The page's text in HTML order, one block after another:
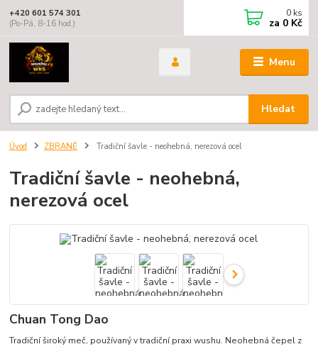
Menu
Hledat
+420 601 574 301
(Po-Pá, 8-16 hod.)
0 ks
za 0 Kč
Úvod ZBRANĚ Tradiční šavle - neohebná, nerezová ocel
Tradiční šavle - neohebná,
nerezová ocel
Chuan Tong Dao
Tradiční široký meč, používaný v tradiční praxi wushu. Neohebná čepel z